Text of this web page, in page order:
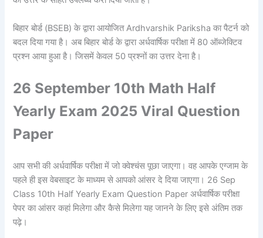
बिहार बोर्ड (BSEB) के द्वारा आयोजित Ardhvarshik Pariksha का पैटर्न को
बदल दिया गया है। अब बिहार बोर्ड के द्वारा अर्धवार्षिक परीक्षा में 80 ऑब्जेक्टिव
प्रश्न आया हुआ है। जिसमें केवल 50 प्रश्नों का उत्तर देना है।
26 September 10th Math Half
Yearly Exam 2025 Viral Question
Paper
आप सभी की अर्धवार्षिक परीक्षा में जो क्वेश्चंस पूछा जाएगा। वह आपके एग्जाम के
पहले ही इस वेबसाइट के माध्यम से आपको आंसर दे दिया जाएगा। 26 Sep
Class 10th Half Yearly Exam Question Paper अर्धवार्षिक परीक्षा
पेपर का आंसर कहां मिलेगा और कैसे मिलेगा यह जानने के लिए इसे अंतिम तक
पढ़े।